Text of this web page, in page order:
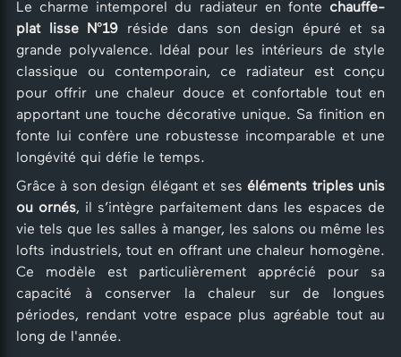
Le charme intemporel du radiateur en fonte chauffe-
plat lisse N°19 réside dans son design épuré et sa
grande polyvalence. Idéal pour les intérieurs de style
classique ou contemporain, ce radiateur est conçu
pour offrir une chaleur douce et confortable tout en
apportant une touche décorative unique. Sa finition en
fonte lui confère une robustesse incomparable et une
longévité qui défie le temps.
Grâce à son design élégant et ses éléments triples unis
ou ornés, il s’intègre parfaitement dans les espaces de
vie tels que les salles à manger, les salons ou même les
lofts industriels, tout en offrant une chaleur homogène.
Ce modèle est particulièrement apprécié pour sa
capacité à conserver la chaleur sur de longues
périodes, rendant votre espace plus agréable tout au
long de l'année.